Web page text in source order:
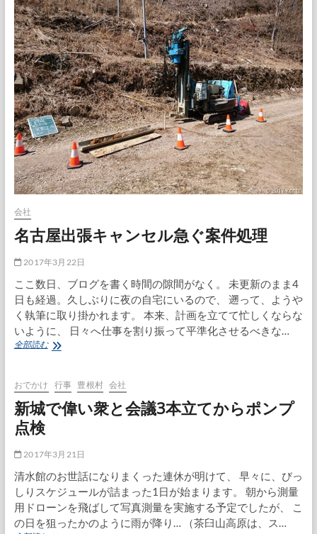
愛
知
県
職
員
録
会社
名古屋出張キャンセル急ぐ案件処理
2017年3月22日
ここ数日、ブログを書く時間の隙間がなく。 未更新のまま4
日も経過。久しぶりに夜の自宅にいるので、 遡って、ようや
く執筆に取り掛かれます。 本来、計画を立てて忙しくならな
いように、 日々へ仕事を割り振って平準化させるべきな…
全部読む名
出
張
キ
ル
急
ぐ
案
件
処
おでかけ 行事 豊根村 会社
新城で偉い衆と会議3本立てからポンプ
点検
2017年3月21日
清水館のお世話になりまくった連休が明けて、 早々に、びっ
しりスケジュールが詰まった1日が始まります。 朝から測量
用ドローンを飛ばして写真測量を実施する予定でしたが、 こ
の日を狙ったかのように雨が降り… （茶臼山高原は、ス…